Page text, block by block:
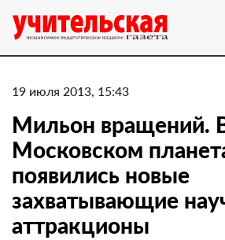
19 июля 2013, 15:43
Мильон вращений.
Московском
появились новые
захватывающие
аттракционы